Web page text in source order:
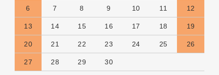
6 7 8 9 10 11 12
13 14 15 16 17 18 19
20 21 22 23 24 25 26
27 28 29 30